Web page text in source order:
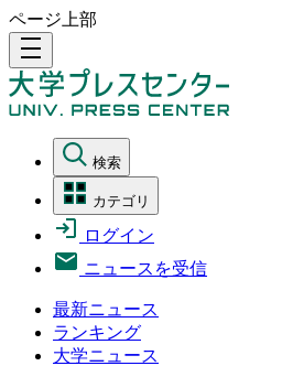
ページ上部
density_medium
検索
カテゴリ
ログイン
ニュースを受信
最新ニュース
ランキング
大学ニュース